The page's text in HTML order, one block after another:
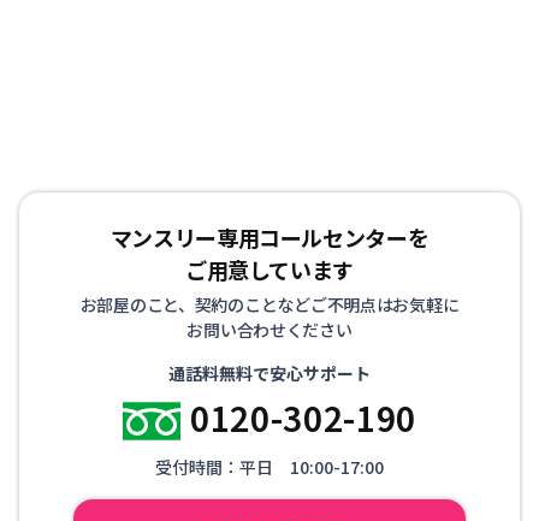
マンスリー専用コールセンターを
ご用意しています
お部屋のこと、契約のことなどご不明点はお気軽に
お問い合わせください
通話料無料で安心サポート
0120-302-190
受付時間：平日 10:00-17:00